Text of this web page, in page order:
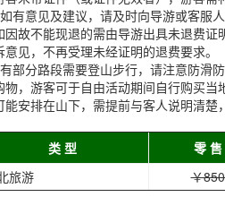
有意见及建议，请及时向导游或客服
故不能现退的需由导游出具未退费
见，不再受理未经证明的退费要求。
部分路段需要登山步行，请注意防滑
，游客可于自由活动期间自行购买
安排在山下，需提前与客人说明清楚
类 型 零
旅游
￥